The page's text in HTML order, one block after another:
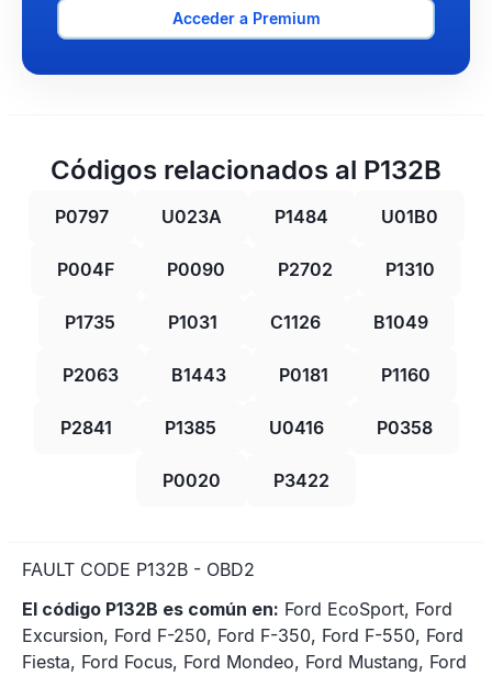
Acceder a Premium
Códigos relacionados al P132B
P0797 U023A P1484 U01B0
P004F P0090 P2702 P1310
P1735 P1031 C1126 B1049
P2063 B1443 P0181 P1160
P2841 P1385 U0416 P0358
P0020 P3422
FAULT CODE P132B - OBD2
El código P132B es común en: Ford EcoSport, Ford
Excursion, Ford F-250, Ford F-350, Ford F-550, Ford
Fiesta, Ford Focus, Ford Mondeo, Ford Mustang, Ford